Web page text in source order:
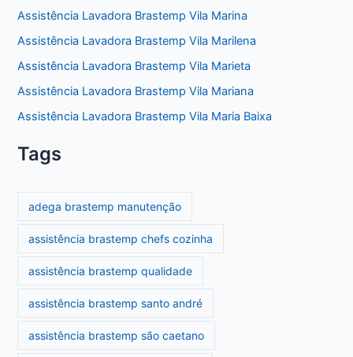
Assistência Lavadora Brastemp Vila Marina
Assistência Lavadora Brastemp Vila Marilena
Assistência Lavadora Brastemp Vila Marieta
Assistência Lavadora Brastemp Vila Mariana
Assistência Lavadora Brastemp Vila Maria Baixa
Tags
adega brastemp manutenção
assistência brastemp chefs cozinha
assistência brastemp qualidade
assistência brastemp santo andré
assistência brastemp são caetano